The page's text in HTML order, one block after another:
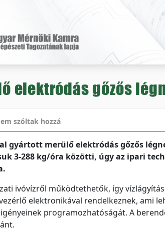
elektródás gőzős
szóltak hozzá
gyártott merülő elektródás gőzős
3-288 kg/óra közötti, úgy az ipari
ivóvízről működtethetők, így
elektronikával rendelkeznek, ami
programozhatóságát. A